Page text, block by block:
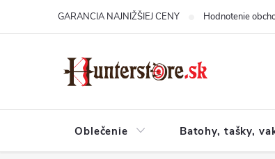
GARANCIA NAJNIŽŠIEJ CENY Hodnotenie
Oblečenie Batohy, tašky,